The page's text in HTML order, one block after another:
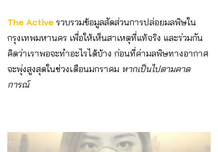
The Active รวบรวมข้อมูลสัดส่วนการปล่อยมลพิษใน
กรุงเทพมหานคร เพื่อให้เห็นสาเหตุที่แท้จริง และร่วมกัน
คิดว่าเราพอจะทำอะไรได้บ้าง ก่อนที่ค่ามลพิษทางอากาศ
จะพุ่งสูงสุดในช่วงเดือนมกราคม หากเป็นไปตามคาด
การณ์